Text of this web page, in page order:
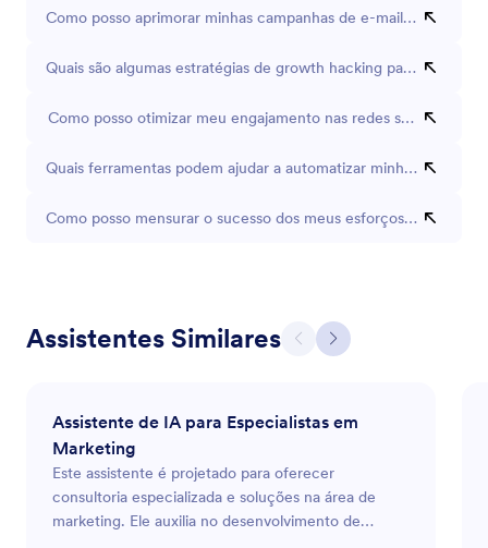
Como posso aprimorar minhas campanhas de e-mail marketing?
Quais são algumas estratégias de growth hacking para
Como posso otimizar meu engajamento nas redes sociais?
Quais ferramentas podem ajudar a automatizar minhas tarefas
Como posso mensurar o sucesso dos meus esforços de
Assistentes Similares
Assistente de IA para Especialistas em
Marketing
Este assistente é projetado para oferecer
consultoria especializada e soluções na área de
marketing. Ele auxilia no desenvolvimento de